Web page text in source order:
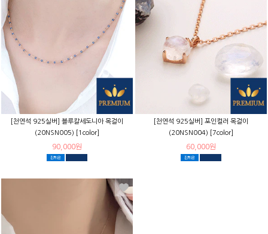
[천연석 925실버] 블루칼세도니아 목걸이
(20NSN005) [1color]
90,000원
[천연석 925실버] 포인컬러 목걸이
(20NSN004) [7color]
60,000원